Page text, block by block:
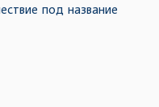
под название